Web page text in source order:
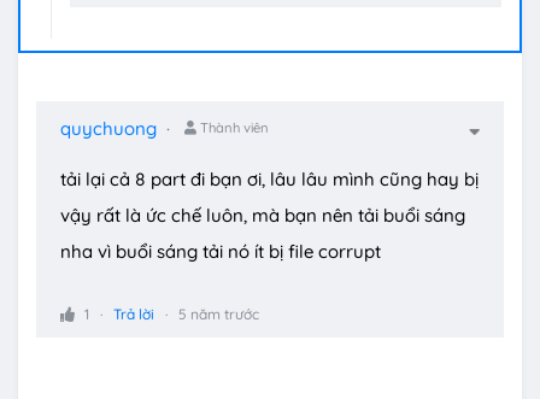
quychuong Thành viên
tải lại cả 8 part đi bạn ơi, lâu lâu mình cũng hay bị
vậy rất là ức chế luôn, mà bạn nên tải buổi sáng
nha vì buổi sáng tải nó ít bị file corrupt
1 Trả lời 5 năm trước